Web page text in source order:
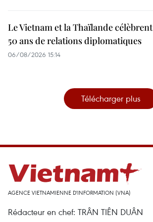
Le Vietnam et la Thaïlande célèbrent
50 ans de relations diplomatiques
06/08/2026 15:14
Télécharger plus
AGENCE VIETNAMIENNE D'INFORMATION (VNA)
Rédacteur en chef: TRÂN TIÊN DUÂN